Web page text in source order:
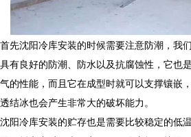
首先沈阳冷库安装的时候需要注意防潮，我
具有良好的防潮、防水以及抗腐蚀性，它也
气的性能，而且它在成型时就可以支撑镶嵌
透结冰也会产生非常大的破坏能力。
沈阳冷库安装的贮存也是需要比较稳定的低